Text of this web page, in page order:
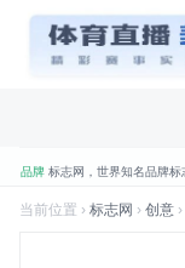
品牌 标志网，世界知名品牌标
折腾标志网全新改版 提升体
当前位置 › 标志网 › 创意